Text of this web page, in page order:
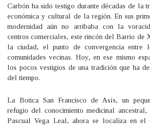
Carbón ha sido testigo durante décadas de la
económica y cultural de la región. En sus
modernidad aún no arribaba con la
centros comerciales, este rincón del Barrio de
la ciudad, el punto de convergencia entre
comunidades vecinas. Hoy, en ese mismo
los pocos vestigios de una tradición que ha
del tiempo.
La Botica San Francisco de Asís, un
refugio del conocimiento medicinal
Pascual Vega Leal, ahora se localiza en el